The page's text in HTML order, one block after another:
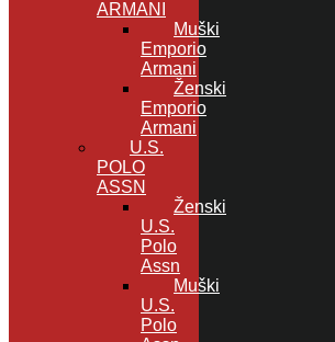
ARMANI
Muški
Emporio
Armani
Ženski
Emporio
Armani
U.S.
POLO
ASSN
Ženski
U.S.
Polo
Assn
Muški
U.S.
Polo